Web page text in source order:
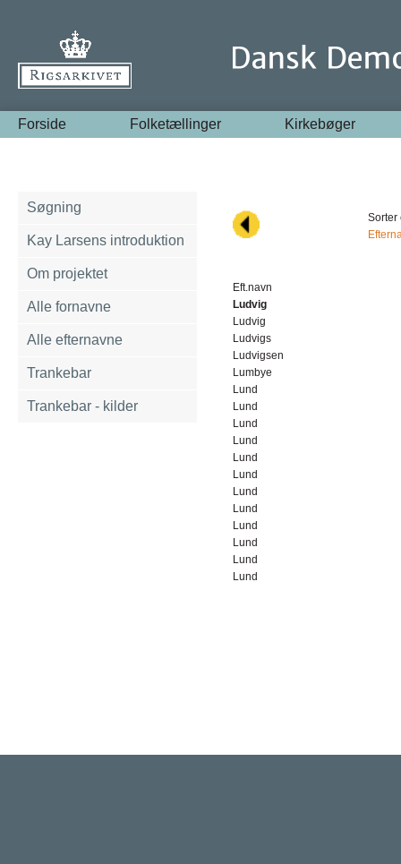
Forside Folketællinger Kirkebøger
Søgning
Kay Larsens introduktion
Om projektet
Alle fornavne
Alle efternavne
Trankebar
Trankebar - kilder
Sorter
Eft.navn
Ludvig
Ludvig
Ludvigs
Ludvigsen
Lumbye
Lund
Lund
Lund
Lund
Lund
Lund
Lund
Lund
Lund
Lund
Lund
Lund